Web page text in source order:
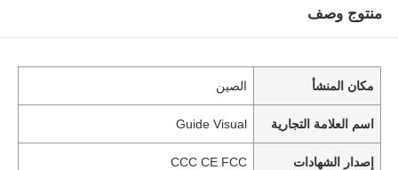
منتوج وصف
مكان المنشأ الصين
اسم العلامة التجارية Guide Visual
إصدار الشهادات CCC CE FCC